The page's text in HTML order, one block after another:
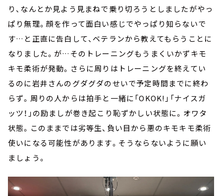
り、なんとか見よう見まねで乗り切ろうとしましたがやっ
ぱり無理。顔を作って面白い感じでやっぱり知らないで
す…と正直に告白して、ベテランから教えてもらうことに
なりました。が…そのトレーニングもうまくいかずキモ
キモ柔術が発動。さらに周りはトレーニングを終えてい
るのに岩井さんのグダグダのせいで予定時間までに終わ
らず。周りの人からは拍手と一緒に「OKOK!」「ナイスガ
ッツ！」の励ましが巻き起こり恥ずかしい状態に。オワタ
状態。このままでは劣等生、負い目から悪のキモキモ柔術
使いになる可能性があります。そうならないように願い
ましょう。